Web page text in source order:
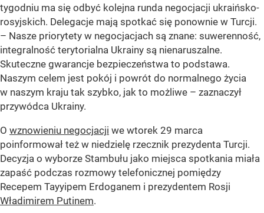
tygodniu ma się odbyć kolejna runda negocjacji ukraińsko-
rosyjskich. Delegacje mają spotkać się ponownie w Turcji.
– Nasze priorytety w negocjacjach są znane: suwerenność,
integralność terytorialna Ukrainy są nienaruszalne.
Skuteczne gwarancje bezpieczeństwa to podstawa.
Naszym celem jest pokój i powrót do normalnego życia
w naszym kraju tak szybko, jak to możliwe – zaznaczył
przywódca Ukrainy.
O wznowieniu negocjacji we wtorek 29 marca
poinformował też w niedzielę rzecznik prezydenta Turcji.
Decyzja o wyborze Stambułu jako miejsca spotkania miała
zapaść podczas rozmowy telefonicznej pomiędzy
Recepem Tayyipem Erdoganem i prezydentem Rosji
Władimirem Putinem.